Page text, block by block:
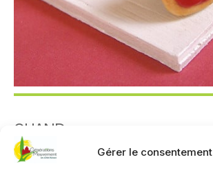
Gérer le consentement
QUAND
8 avril 2025